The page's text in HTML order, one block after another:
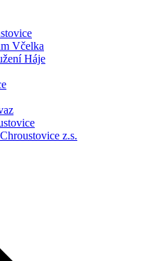
Včelka
Háje
z.s.